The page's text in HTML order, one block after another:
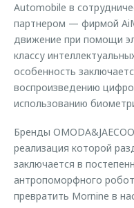
Automobile в
партнером — фирмой
движение при помощи
классу
особенность
воспроизведению
использованию
Бренды
реализация которой
заключается в
антропоморфного
превратить Mornine в